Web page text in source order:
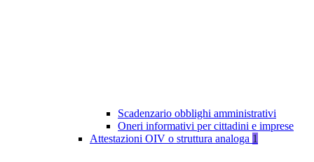
Scadenzario obblighi amministrativi
Oneri informativi per cittadini e imprese
Attestazioni OIV o struttura analoga 1